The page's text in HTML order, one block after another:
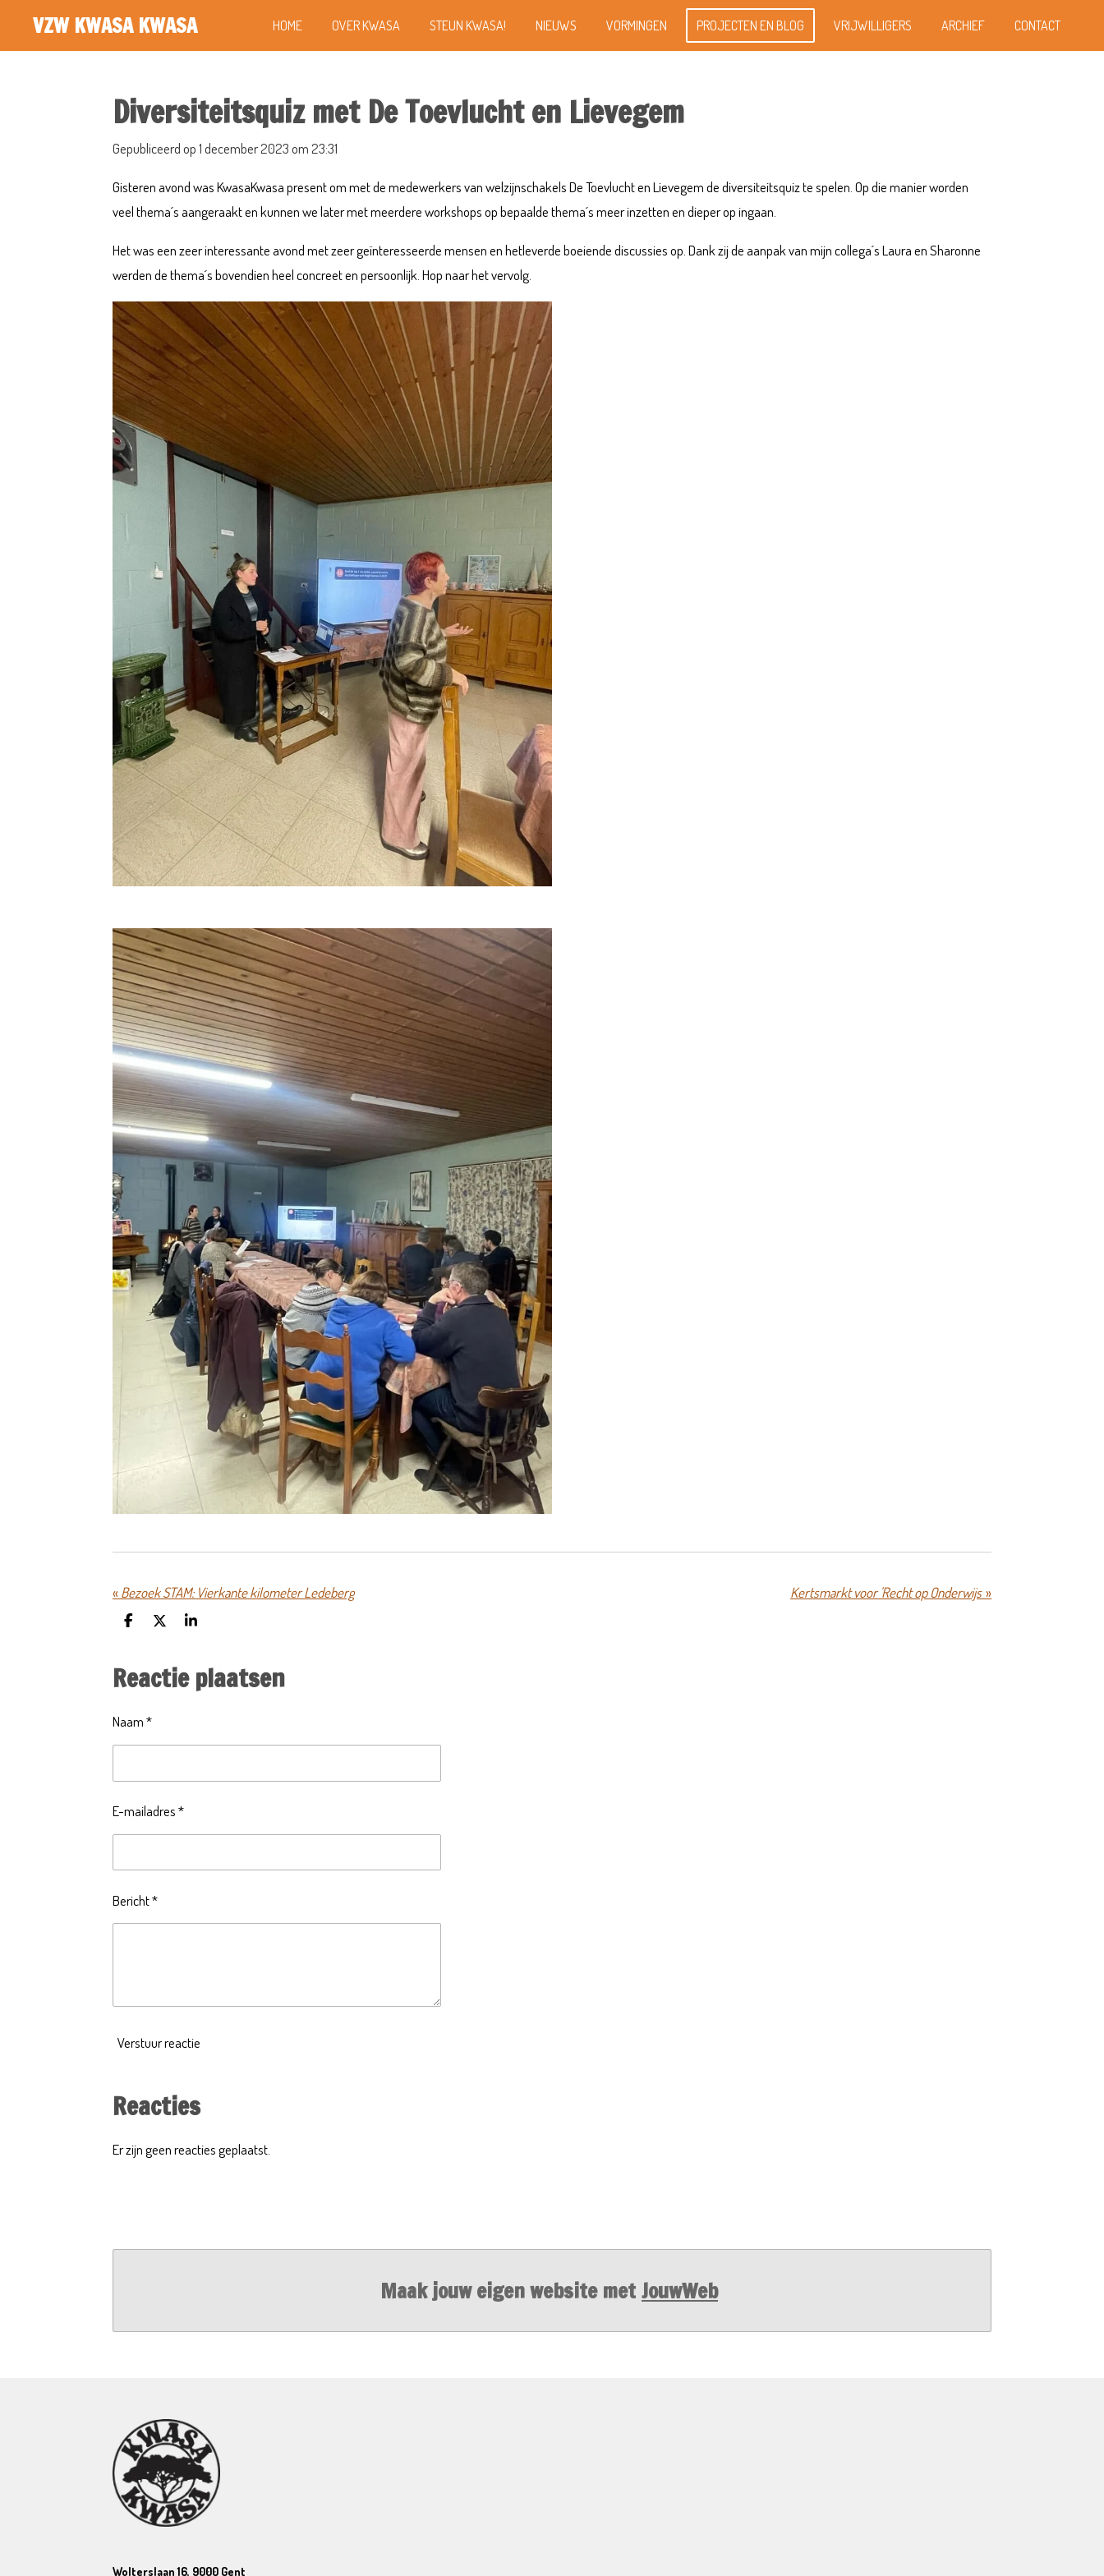
VZW KWASA KWASA HOME OVER KWASA STEUN KWASA! NIEUWS VORMINGEN PROJECTEN EN BLOG VRIJWILLIGERS ARCHIEF CONTACT
Diversiteitsquiz met De Toevlucht en Lievegem
Gepubliceerd op 1 december 2023 om 23:31
Gisteren avond was KwasaKwasa present om met de medewerkers van welzijnschakels De Toevlucht en Lievegem de diversiteitsquiz te spelen. Op die manier worden
veel thema´s aangeraakt en kunnen we later met meerdere workshops op bepaalde thema´s meer inzetten en dieper op ingaan.
Het was een zeer interessante avond met zeer geïnteresseerde mensen en hetleverde boeiende discussies op. Dank zij de aanpak van mijn collega´s Laura en Sharonne
werden de thema´s bovendien heelconcreet en persoonlijk. Hop naar het vervolg.
«Bezoek STAM: Vierkante kilometer Ledeberg Kertsmarkt voor 'Recht op Onderwijs'»
D
e
n
D
l
S
Reactie plaatsen
Naam *
E-mailadres *
Bericht *
Verstuur reactie
Reacties
Er zijn geen reacties geplaatst.
Maak jouw eigen website met JouwWeb
Wolterslaan 16, 9000 Gent